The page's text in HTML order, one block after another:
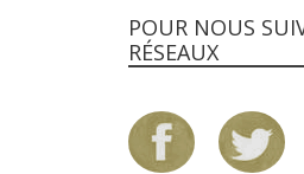
POUR NOUS
RÉSEAUX